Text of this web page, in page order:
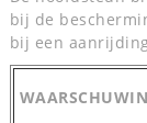
bij de
bij een